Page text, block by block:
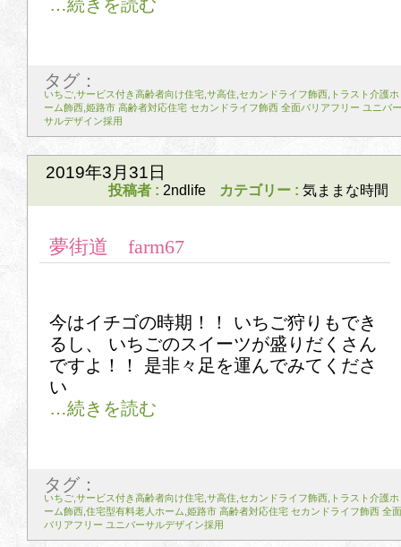
タグ：
いちご サービス付き高齢者向け住宅 サ高住 セカンドライフ飾西 トラスト介護ホ
ーム飾西 姫路市 高齢者対応住宅 セカンドライフ飾西 全面バリアフリー ユニバー
サルデザイン採用
2019年3月31日
投稿者 : 2ndlife カテゴリー : 気ままな時間
夢街道 farm67
今はイチゴの時期！！ いちご狩りもでき
るし、 いちごのスイーツが盛りだくさん
ですよ！！ 是非々足を運んでみてくださ
い
タグ：
いちご サービス付き高齢者向け住宅 サ高住 セカンドライフ飾西 トラスト介護ホ
ーム飾西 住宅型有料老人ホーム 姫路市 高齢者対応住宅 セカンドライフ飾西 全面
バリアフリー ユニバーサルデザイン採用